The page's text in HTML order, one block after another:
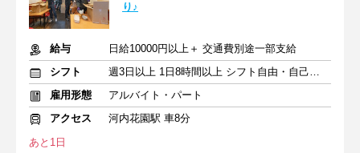
り♪
給与
日給10000円以上＋ 交通費別途一部支給
シフト
週3日以上 1日8時間以上 シフト自由・自己申告
雇用形態
アルバイト・パート
アクセス
河内花園駅 車8分
あと1日